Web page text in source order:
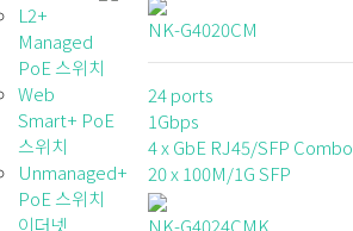
L2+
Managed
PoE 스위치
Web
Smart+ PoE
스위치
Unmanaged+
PoE 스위치
이더넷
NK-G4020CM
24 ports
1Gbps
4 x GbE RJ45/SFP Combo
20 x 100M/1G SFP